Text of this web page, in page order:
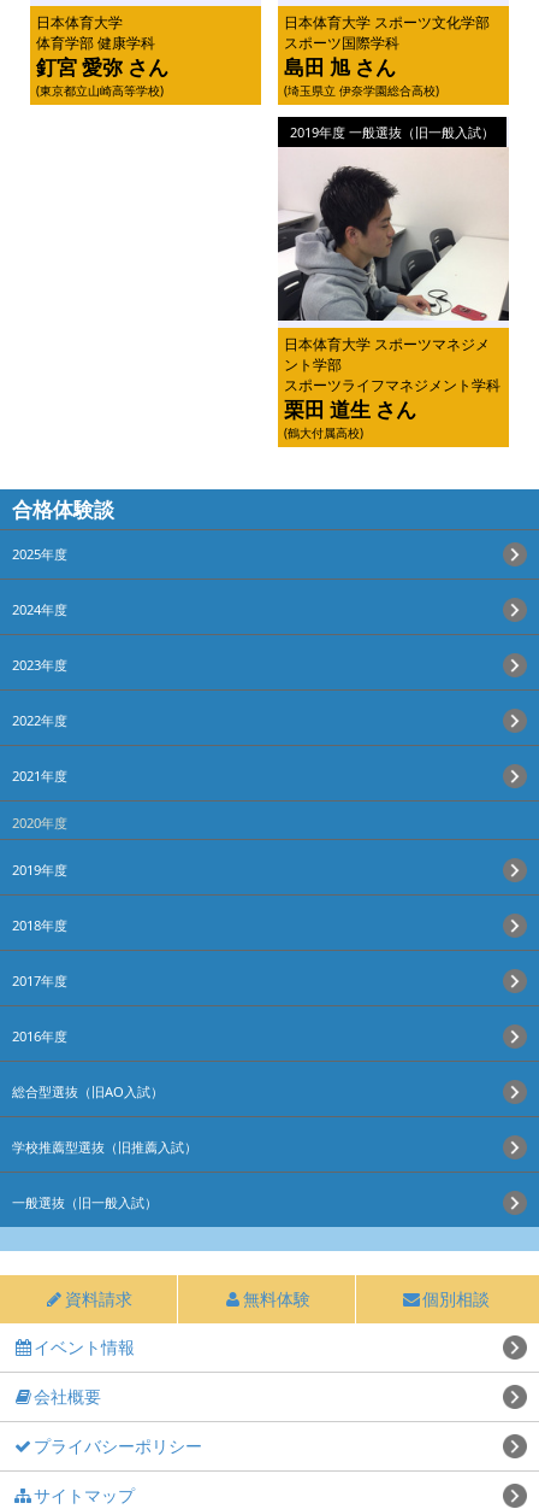
日本体育大学 スポーツ文化学部
スポーツ国際学科
島田 旭 さん
(埼玉県立 伊奈学園総合高校)
日本体育大学
体育学部 健康学科
釘宮 愛弥 さん
(東京都立山崎高等学校)
2019年度 一般選抜（旧一般入試）
日本体育大学 スポーツマネジメ
ント学部
スポーツライフマネジメント学科
栗田 道生 さん
(鶴大付属高校)
合格体験談
2025年度
2024年度
2023年度
2022年度
2021年度
2020年度
2019年度
2018年度
2017年度
2016年度
総合型選抜（旧AO入試）
学校推薦型選抜（旧推薦入試）
一般選抜（旧一般入試）
資料請求 無料体験 個別相談
イベント情報
会社概要
プライバシーポリシー
サイトマップ